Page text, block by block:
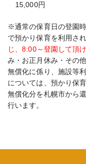
15,000円
※通常の保育日の登園
で預かり保育を利用さ
じ、8:00～登園して頂け
み・お正月休み・その
無償化に係り、施設等
については、預かり保
無償化分を札幌市から
行います。